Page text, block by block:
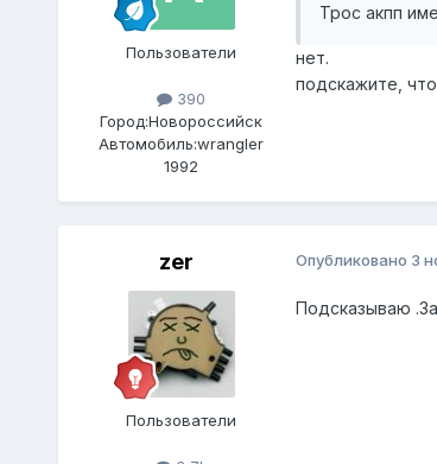
Пользователи
390
Город:Новороссийск
Автомобиль:wrangler
1992
Трос акпп
нет.
подскажите,
zer
Пользователи
Опубликовано 3
Подсказываю